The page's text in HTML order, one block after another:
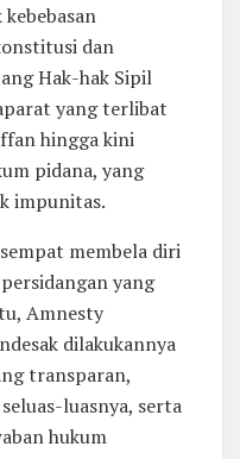
dan
Hak-hak Sipil
yang terlibat
hingga kini
pidana, yang
impunitas.
membela diri
yang
Amnesty
dilakukannya
transparan,
luasnya, serta
hukum